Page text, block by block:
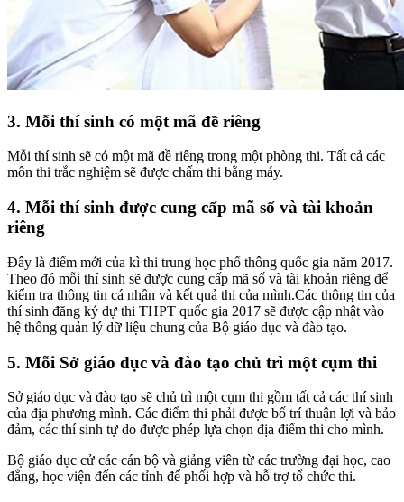
3. Mỗi thí sinh có một mã đề riêng
Mỗi thí sinh sẽ có một mã đề riêng trong một phòng thi. Tất cả các
môn thi trắc nghiệm sẽ được chấm thi bằng máy.
4. Mỗi thí sinh được cung cấp mã số và tài khoản
riêng
Đây là điểm mới của kì thi trung học phổ thông quốc gia năm 2017.
Theo đó mỗi thí sinh sẽ được cung cấp mã số và tài khoản riêng để
kiểm tra thông tin cá nhân và kết quả thi của mình.Các thông tin của
thí sinh đăng ký dự thi THPT quốc gia 2017 sẽ được cập nhật vào
hệ thống quản lý dữ liệu chung của Bộ giáo dục và đào tạo.
5. Mỗi Sở giáo dục và đào tạo chủ trì một cụm thi
Sở giáo dục và đào tạo sẽ chủ trì một cụm thi gồm tất cả các thí sinh
của địa phương mình. Các điểm thi phải được bố trí thuận lợi và bảo
đảm, các thí sinh tự do được phép lựa chọn địa điểm thi cho mình.
Bộ giáo dục cử các cán bộ và giảng viên từ các trường đại học, cao
đẳng, học viện đến các tỉnh để phối hợp và hỗ trợ tổ chức thi.